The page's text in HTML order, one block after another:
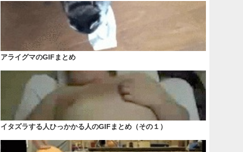
アライグマのGIFまとめ
イタズラする人ひっかかる人のGIFまとめ（その１）